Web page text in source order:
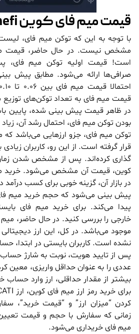
قیمت میم فای کوین Memefi
با توجه به این که توکن میم فای،
مشخص نیست. در حال حاضر، قیمت
است! قیمت اولیه توکن میم فای،
صرافی‌ها ارائه می‌شود. مطابق پیش
قیمت میم فای به تعداد توکن‌های
در ظاهر قیمت پیش بینی شده، پایین
بودن توکن میم فای، احتمال رشد آن،
توکن میم فای، جزو ارزهایی می‌باشد که
قرار گرفته است. از این رو، کاربران
گذاری کرده‌اند. پس از مشخص شدن
کوین، قیمت آن مشخص می‌شود. خرید
در بازار آن، گزینه خوبی برای کسب درآمد
پیش بینی می‌شود که حجم خرید میم
پیدا می‌کند. برای خرید میم فای
خارجی را بررسی کنید. در حال حاضر،
موجود می‌باشد. در کل، این ارز
نشده است. کاربران بایستی در ابتدا،
پس از تایید هویت، نوبت به شارژ
عددی را به عنوان حداقل واریزی، معین
بیشتر از مقدار حداقلی، ارز وارد حساب
کردن “میزان ارز” و “قیمت خرید”،
زمانی که سفارش با حجم و قیمت
میم فای خریداری می‌شود.